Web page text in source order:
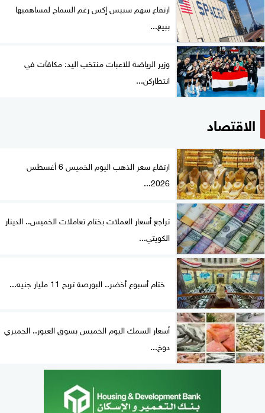
ارتفاع سهم سبيس إكس رغم السماح لمساهميها
ببيع...
وزير الرياضة للاعبات منتخب اليد: مكافآت في
انتظاركن...
الاقتصاد
ارتفاع سعر الذهب اليوم الخميس 6 أغسطس
2026...
تراجع أسعار العملات بختام تعاملات الخميس.. الدينار
الكويتي...
ختام أسبوع أخضر.. البورصة تربح 11 مليار جنيه...
أسعار السمك اليوم الخميس بسوق العبور.. الجمبري
دوخ...